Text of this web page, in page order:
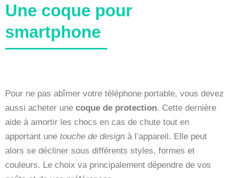
Une coque pour
smartphone
Pour ne pas abîmer votre téléphone portable, vous devez
aussi acheter une coque de protection. Cette dernière
aide à amortir les chocs en cas de chute tout en
apportant une touche de design à l’appareil. Elle peut
alors se décliner sous différents styles, formes et
couleurs. Le choix va principalement dépendre de vos